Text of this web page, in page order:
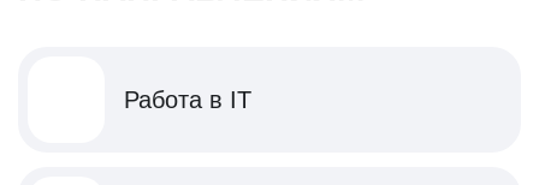
Работа в IT